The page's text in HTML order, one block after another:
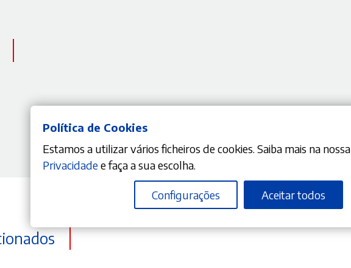
Política de Cookies
Estamos a utilizar vários ficheiros de cookies. Saiba mais na nossa
Privacidadee faça a sua escolha.
Configurações Aceitar todos